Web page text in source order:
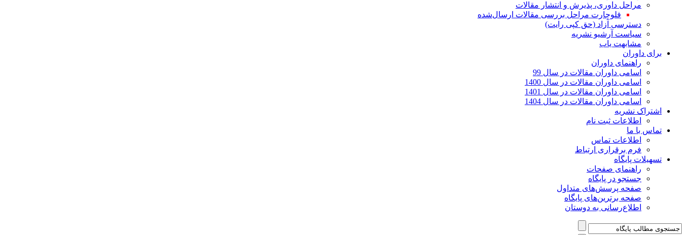
مراحل داوری، پذیرش و انتشار مقالات
فلوچارت مراحل بررسی مقالات ارسال‌شده
دسترسی آزاد (حق کپی رایت)
سیاست آرشیو نشریه
مشابهت یاب
برای داوران
راهنمای داوران
اسامی داوران مقالات در سال 99
اسامی داوران مقالات در سال 1400
اسامی داوران مقالات در سال 1401
اسامی داوران مقالات در سال 1404
اشتراک نشریه
اطلاعات ثبت نام
تماس با ما
اطلاعات تماس
فرم برقراری ارتباط
تسهیلات پایگاه
راهنمای صفحات
جستجو در پایگاه
صفحه پرسش‌های متداول
صفحه برترین‌های پایگاه
اطلاع‌رسانی به دوستان